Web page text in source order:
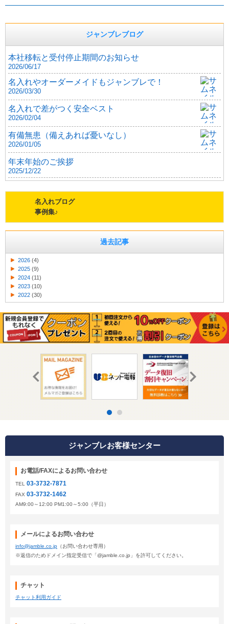
ジャンブレブログ
本社移転と受付停止期間のお知らせ
2026/06/17
名入れやオーダーメイドもジャンブレで！
2026/03/30
名入れで差がつく安全ベスト
2026/02/04
有備無患（備えあれば憂いなし）
2026/01/05
年末年始のご挨拶
2025/12/22
名入れブログ
事例集♪
過去記事
2026 (4)
2025 (9)
2024 (11)
2023 (10)
2022 (30)
ジャンブレお客様センター
お電話/FAXによるお問い合わせ
TEL 03-3732-7871
FAX 03-3732-1462
AM9:00～12:00 PM1:00～5:00（平日）
メールによるお問い合わせ
info@jamble.co.jp （お問い合わせ専用）
※返信のためドメイン指定受信で「@jamble.co.jp」を許可してください。
チャット
チャット利用ガイド